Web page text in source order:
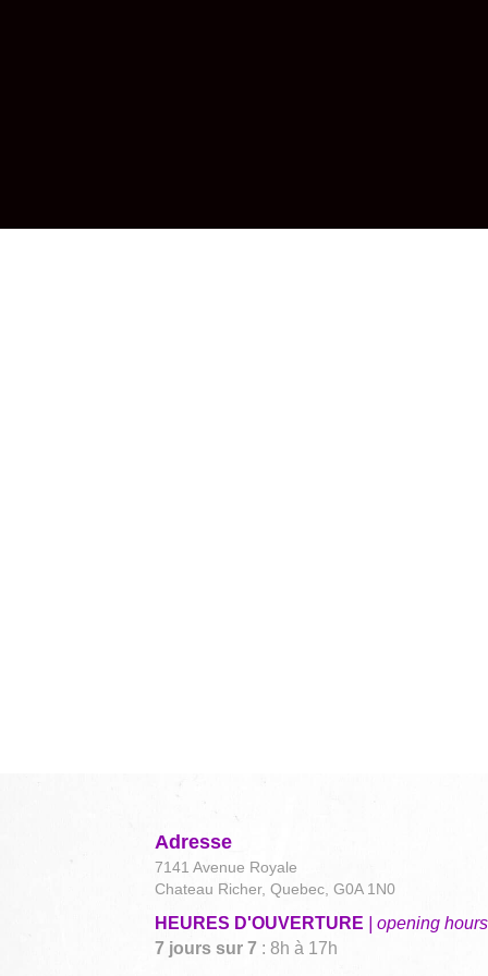
Adresse
7141 Avenue Royale
Chateau Richer, Quebec, G0A 1N0
HEURES D'OUVERTURE | opening hours
7 jours sur 7 : 8h à 17h